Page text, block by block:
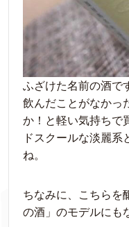
ふざけた名前の酒で
飲んだことがなかっ
か！と軽い気持ちで
ドスクールな淡麗系
ね。
ちなみに、こちらを
の酒」のモデルにも